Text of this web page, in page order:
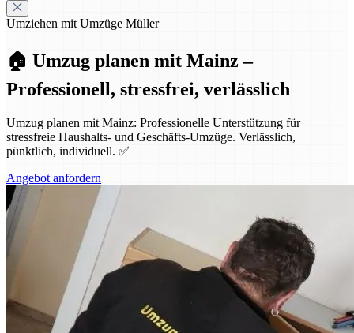
Umziehen mit Umzüge Müller
🏠 Umzug planen mit Mainz –
Professionell, stressfrei, verlässlich
Umzug planen mit Mainz: Professionelle Unterstützung für
stressfreie Haushalts- und Geschäfts-Umzüge. Verlässlich,
pünktlich, individuell. ✅
Angebot anfordern